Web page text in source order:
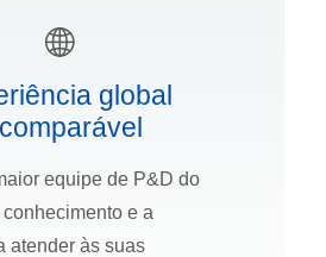
global
equipe de P&D do
e a
atender às suas